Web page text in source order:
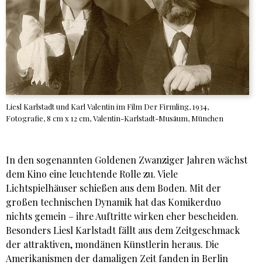
Liesl Karlstadt und Karl Valentin im Film Der Firmling, 1934,
Fotografie, 8 cm x 12 cm, Valentin-Karlstadt-Musäum, München
In den sogenannten Goldenen Zwanziger Jahren wächst
dem Kino eine leuchtende Rolle zu. Viele
Lichtspielhäuser schießen aus dem Boden. Mit der
großen technischen Dynamik hat das Komikerduo
nichts gemein – ihre Auftritte wirken eher bescheiden.
Besonders Liesl Karlstadt fällt aus dem Zeitgeschmack
der attraktiven, mondänen Künstlerin heraus. Die
Amerikanismen der damaligen Zeit fanden in Berlin